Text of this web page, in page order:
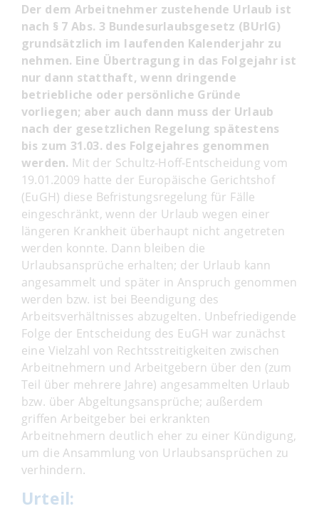
Der dem Arbeitnehmer zustehende Urlaub ist
nach § 7 Abs. 3 Bundesurlaubsgesetz (BUrlG)
grundsätzlich im laufenden Kalenderjahr zu
nehmen. Eine Übertragung in das Folgejahr ist
nur dann statthaft, wenn dringende
betriebliche oder persönliche Gründe
vorliegen; aber auch dann muss der Urlaub
nach der gesetzlichen Regelung spätestens
bis zum 31.03. des Folgejahres genommen
werden. Mit der Schultz-Hoff-Entscheidung vom
19.01.2009 hatte der Europäische Gerichtshof
(EuGH) diese Befristungsregelung für Fälle
eingeschränkt, wenn der Urlaub wegen einer
längeren Krankheit überhaupt nicht angetreten
werden konnte. Dann bleiben die
Urlaubsansprüche erhalten; der Urlaub kann
angesammelt und später in Anspruch genommen
werden bzw. ist bei Beendigung des
Arbeitsverhältnisses abzugelten. Unbefriedigende
Folge der Entscheidung des EuGH war zunächst
eine Vielzahl von Rechtsstreitigkeiten zwischen
Arbeitnehmern und Arbeitgebern über den (zum
Teil über mehrere Jahre) angesammelten Urlaub
bzw. über Abgeltungsansprüche; außerdem
griffen Arbeitgeber bei erkrankten
Arbeitnehmern deutlich eher zu einer Kündigung,
um die Ansammlung von Urlaubsansprüchen zu
verhindern.
Urteil: